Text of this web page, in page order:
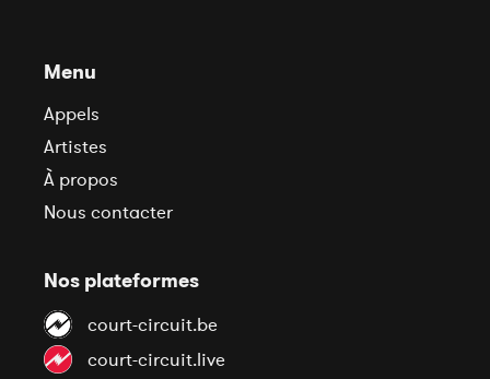
Menu
Appels
Artistes
À propos
Nous contacter
Nos plateformes
court-circuit.be
court-circuit.live